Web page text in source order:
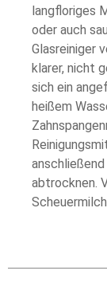
langfloriges
oder auch
Glasreiniger
klarer, nicht
sich ein
heißem
abtrocknen.